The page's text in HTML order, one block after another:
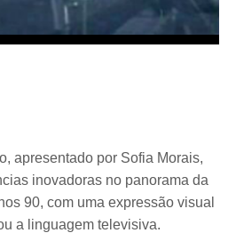
apresentado por Sofia Morais,
inovadoras no panorama da
90, com uma expressão visual
a linguagem televisiva.